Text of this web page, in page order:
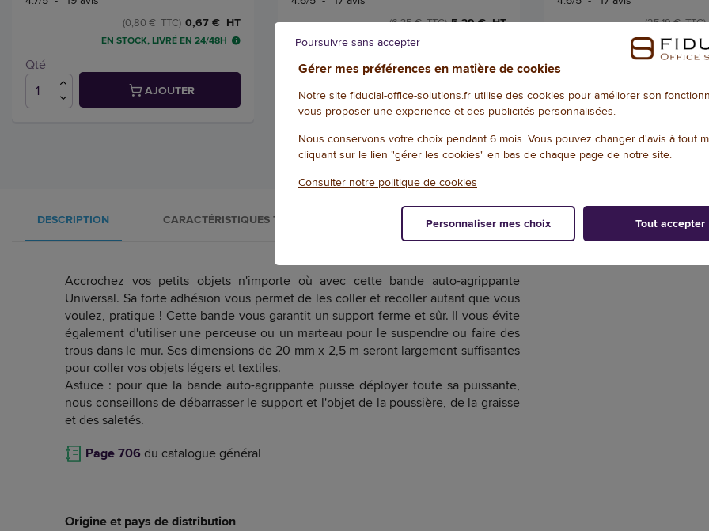
0,67 € HT
(0,80 € TTC)
EN STOCK, LIVRÉ EN 24/48H
Qté
AJOUTER
5,29 € HT
(6,35 € TTC)
EN STOCK, LIVRÉ EN 24/48H
Qté
AJOUTER
(25,19 € TTC)
EN STOCK,
Qté
1 /1
DESCRIPTION CARACTÉRISTIQUES TECHNIQUES DOCUMENTATION NOTES ET AVIS+
Accrochez vos petits objets n'importe où avec cette bande auto-agrippante
Universal. Sa forte adhésion vous permet de les coller et recoller autant que vous
voulez, pratique ! Cette bande vous garantit un support ferme et sûr. Il vous évite
également d'utiliser une perceuse ou un marteau pour le suspendre ou faire des
trous dans le mur. Ses dimensions de 20 mm x 2,5 m seront largement suffisantes
pour coller vos objets légers et textiles.
Astuce : pour que la bande auto-agrippante puisse déployer toute sa puissante,
nous conseillons de débarrasser le support et l'objet de la poussière, de la graisse
et des saletés.
Page 706 du catalogue général
Origine et pays de distribution
Gérer mes préférences en matière de cookies
Notre site fiducial-office-solutions.fr utilise des cookies pour améliorer son
vous proposer une experience et des publicités personnalisées.
Nous conservons votre choix pendant 6 mois. Vous pouvez changer d'avis à tout
cliquant sur le lien "gérer les cookies" en bas de chaque page de notre site.
Consulter notre politique de cookies
Poursuivre sans accepter
Personnaliser mes choix Tout accepter